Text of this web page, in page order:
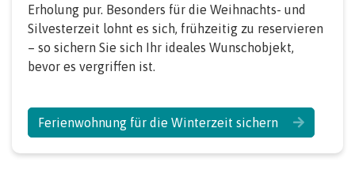
Erholung pur. Besonders für die Weihnachts- und
Silvesterzeit lohnt es sich, frühzeitig zu reservieren
– so sichern Sie sich Ihr ideales Wunschobjekt,
bevor es vergriffen ist.
Ferienwohnung für die Winterzeit sichern